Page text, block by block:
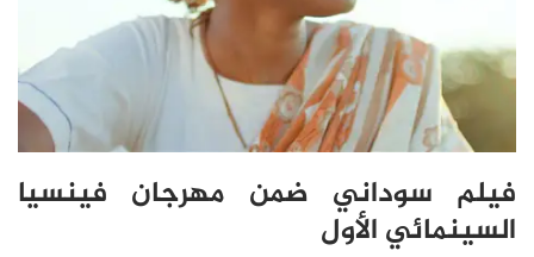
فيلم سوداني ضمن مهرجان فينسيا
السينمائي الأول